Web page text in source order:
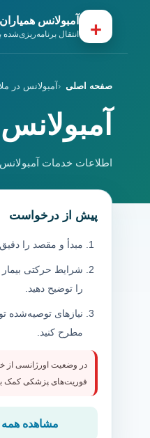
+ آمبولانس
انتقال برنامه‌ریزی‌شده
صفحه اصلی آمبولانس در
اطلاعات خدمات آمبولانس
پیش از درخواست
مبدأ و مقصد را دقیق
شرایط حرکتی
را توضیح دهید.
نیازهای
مطرح کنید.
در وضعیت اورژانسی
فوریت‌های پزشکی کمک
مشاهده